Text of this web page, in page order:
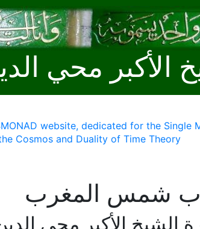
الأكبر محي
website, dedicated for the Single
Cosmos and Duality of Time Theory
شمس المغرب
الشيخ الأكبر محي